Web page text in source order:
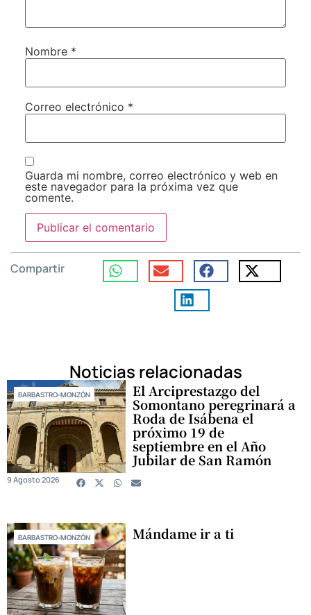
Nombre *
Correo electrónico *
Guarda mi nombre, correo electrónico y web en
este navegador para la próxima vez que
comente.
Compartir
Noticias relacionadas
BARBASTRO-MONZÓN El Arciprestazgo del
Somontano peregrinará a
Roda de Isábena el
próximo 19 de
septiembre en el Año
Jubilar de San Ramón
9 Agosto 2026
BARBASTRO-MONZÓN Mándame ir a ti